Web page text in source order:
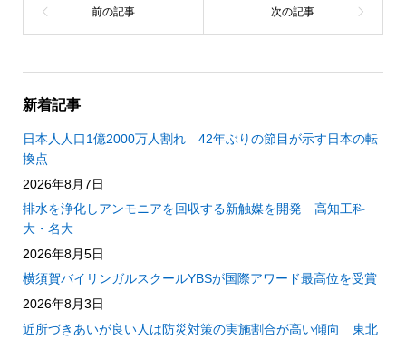
新着記事
日本人人口1億2000万人割れ 42年ぶりの節目が示す日本の転
換点
2026年8月7日
排水を浄化しアンモニアを回収する新触媒を開発 高知工科
大・名大
2026年8月5日
横須賀バイリンガルスクールYBSが国際アワード最高位を受賞
2026年8月3日
近所づきあいが良い人は防災対策の実施割合が高い傾向 東北